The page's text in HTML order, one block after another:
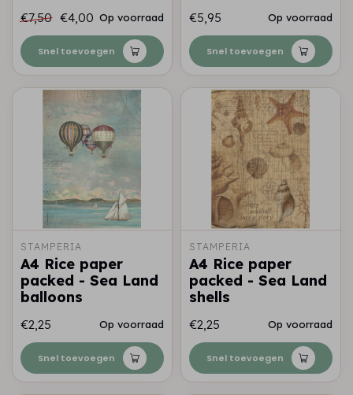
€7,50 €4,00 Op voorraad
Snel toevoegen
€5,95 Op voorraad
Snel toevoegen
STAMPERIA
A4 Rice paper
packed - Sea Land
balloons
€2,25 Op voorraad
Snel toevoegen
STAMPERIA
A4 Rice paper
packed - Sea Land
shells
€2,25 Op voorraad
Snel toevoegen